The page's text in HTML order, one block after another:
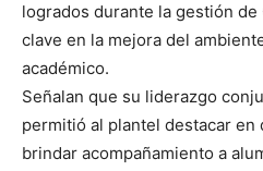
logrados durante la gestión
clave en la mejora del
académico.
Señalan que su liderazgo
permitió al plantel destacar
brindar acompañamiento a